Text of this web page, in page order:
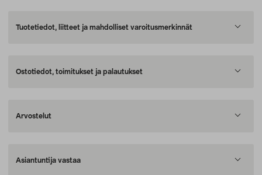
Tuotetiedot, liitteet ja mahdolliset varoitusmerkinnät
Ostotiedot, toimitukset ja palautukset
Arvostelut
Asiantuntija vastaa